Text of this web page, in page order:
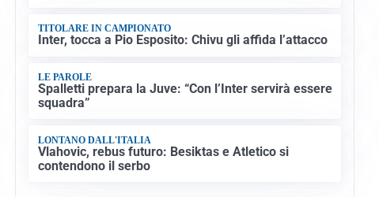
TITOLARE IN CAMPIONATO
Inter, tocca a Pio Esposito: Chivu gli affida l’attacco
LE PAROLE
Spalletti prepara la Juve: “Con l’Inter servirà essere
squadra”
LONTANO DALL'ITALIA
Vlahovic, rebus futuro: Besiktas e Atletico si
contendono il serbo